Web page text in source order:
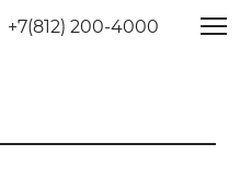
+7(812) 200-4000